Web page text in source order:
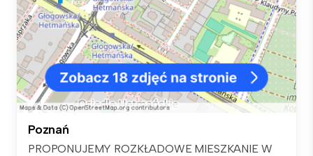
Poznań
PROPONUJEMY ROZKŁADOWE MIESZKANIE W